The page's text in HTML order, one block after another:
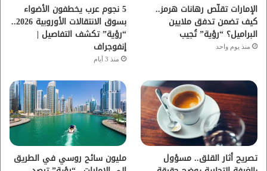
م
الإمارات تقلّص رهانات هرمز..
كيف تضمن تدفق ملايين
البراميل؟ “رؤية” تُجيب
منذ يوم واحد
5 نجوم عرب يخطفون الأضواء
بسوق الانتقالات الأوروبية 2026..
“رؤية” تكشف التفاصيل |
إنفوجراف
منذ 3 أيام
تصريح أثار القلق.. مسؤول مليون سائح روسي في الطريق